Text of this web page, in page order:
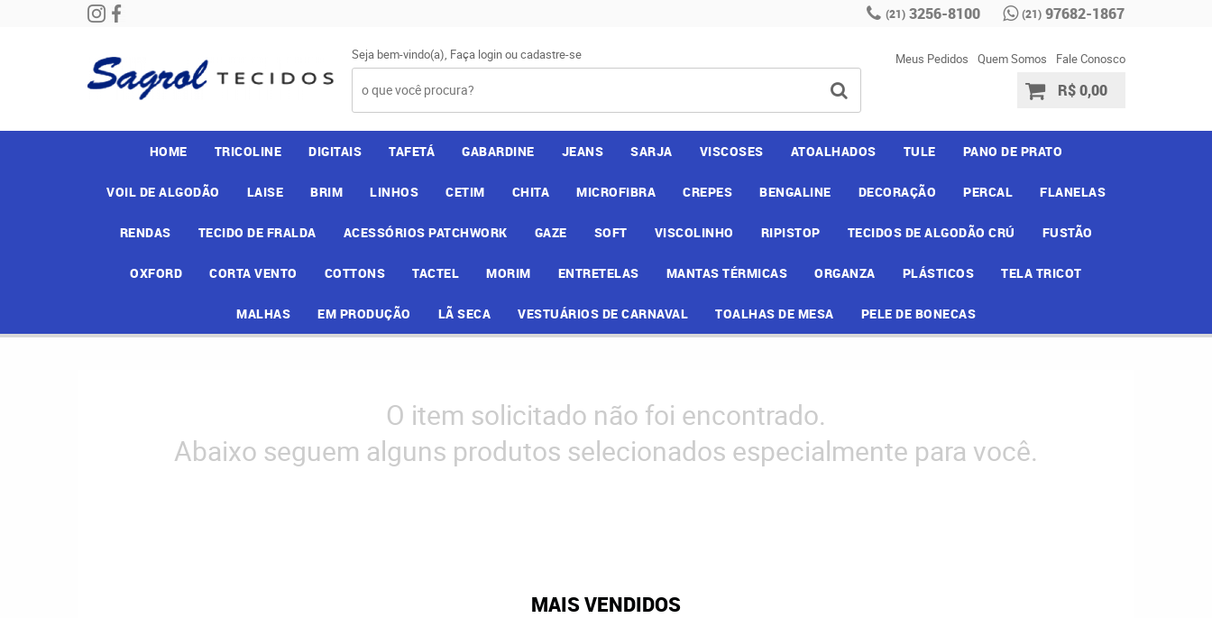
(21) 3256-8100 (21) 97682-1867
Seja bem-vindo(a), Faça loginoucadastre-se Meus Pedidos Quem Somos Fale Conosco
R$ 0,00
HOME TRICOLINE DIGITAIS TAFETÁ GABARDINE JEANS SARJA VISCOSES ATOALHADOS TULE PANO DE PRATO
VOIL DE ALGODÃO LAISE BRIM LINHOS CETIM CHITA MICROFIBRA CREPES BENGALINE DECORAÇÃO PERCAL FLANELAS
RENDAS TECIDO DE FRALDA ACESSÓRIOS PATCHWORK GAZE SOFT VISCOLINHO RIPISTOP TECIDOS DE ALGODÃO CRÚ FUSTÃO
OXFORD CORTA VENTO COTTONS TACTEL MORIM ENTRETELAS MANTAS TÉRMICAS ORGANZA PLÁSTICOS TELA TRICOT
MALHAS EM PRODUÇÃO LÃ SECA VESTUÁRIOS DE CARNAVAL TOALHAS DE MESA PELE DE BONECAS
O item solicitado não foi encontrado.
Abaixo seguem alguns produtos selecionados especialmente para você.
MAIS VENDIDOS